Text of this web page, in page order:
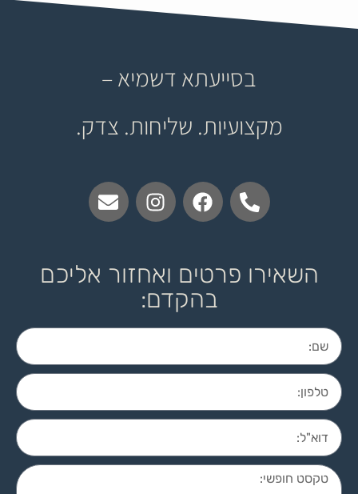
בסייעתא דשמיא –
מקצועיות. שליחות. צדק.
השאירו פרטים ואחזור אליכם
בהקדם: